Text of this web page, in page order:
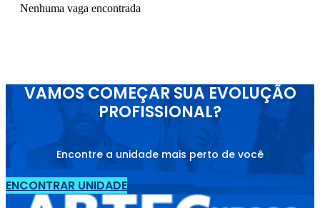
Nenhuma vaga encontrada
VAMOS COMEÇAR SUA EVOLUÇÃO
PROFISSIONAL?
Encontre a unidade mais perto de você
ENCONTRAR UNIDADE